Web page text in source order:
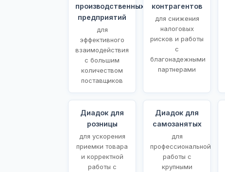
производственных
предприятий
для
эффективного
взаимодействия
с большим
количеством
поставщиков
контрагентов
для снижения
налоговых
рисков и работы
с
благонадежными
партнерами
Диадок для
розницы
для ускорения
приемки товара
и корректной
работы с
Диадок для
самозанятых
для
профессиональной
работы с
крупными